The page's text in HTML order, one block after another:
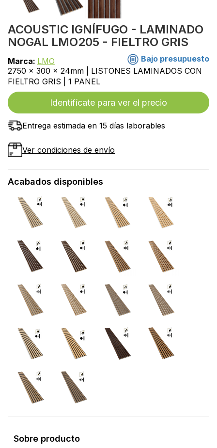
ACOUSTIC IGNÍFUGO - LAMINADO
NOGAL LMO205 - FIELTRO GRIS
Marca: LMO
Bajo presupuesto
2750 x 300 x 24mm | LISTONES LAMINADOS CON
FIELTRO GRIS | 1 PANEL
Identifícate para ver el precio
Entrega estimada en 15 días laborables
Ver condiciones de envío
Acabados disponibles
Sobre producto